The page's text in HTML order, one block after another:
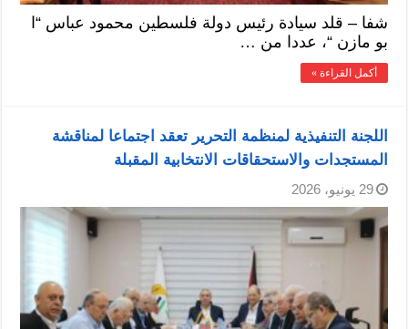
شفا – قلد سيادة رئيس دولة فلسطين محمود عباس “ا
بو مازن “، عددا من …
أكمل القراءة »
اللجنة التنفيذية لمنظمة التحرير تعقد اجتماعا لمناقشة
المستجدات والاستحقاقات الانتخابية المقبلة
29 يونيو، 2026